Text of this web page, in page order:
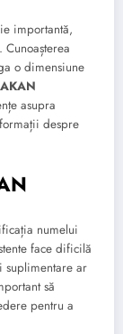
importantă,
o dimensiune
AKAN
asupra
despre
numelui
face dificilă
suplimentare ar
să
pentru a